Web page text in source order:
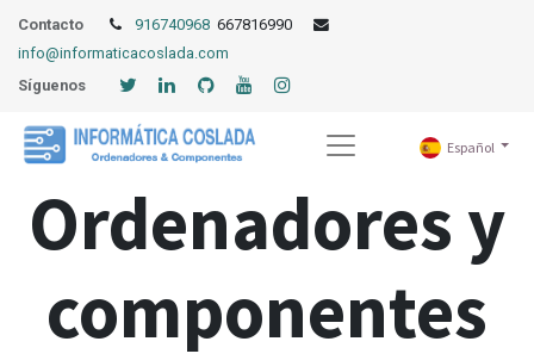
Contacto 916740968 667816990
info@informaticacoslada.com
Síguenos
Español
Ordenadores y
componentes